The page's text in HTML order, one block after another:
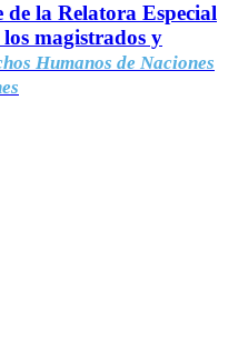
la Relatora Especial
magistrados y
Humanos de Naciones